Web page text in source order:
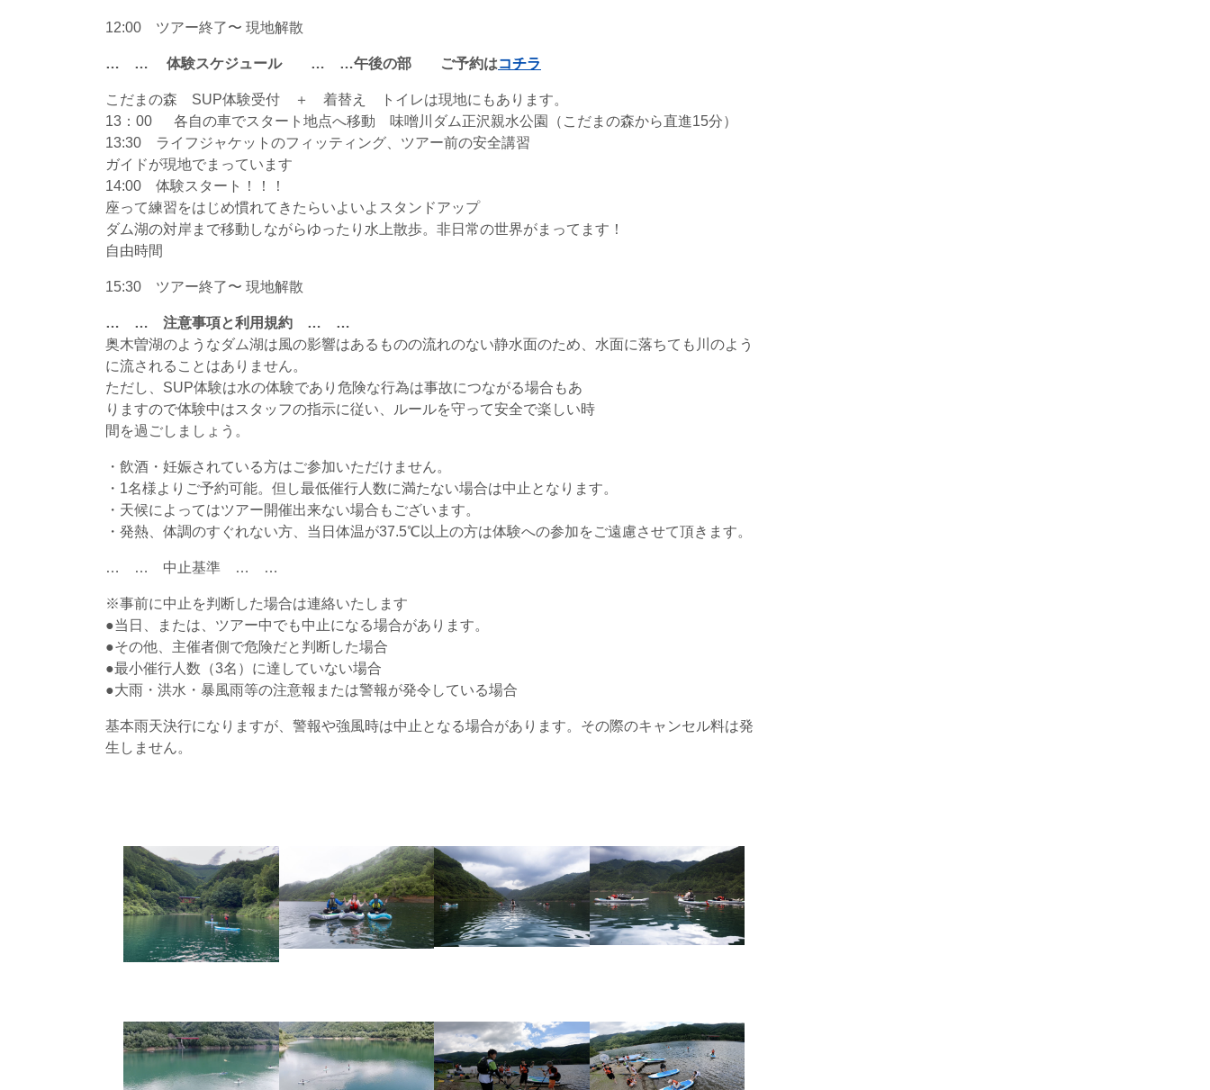
12:00 ツアー終了〜 現地解散
… … 体験スケジュール … …午後の部 ご予約はコチラ
こだまの森 SUP体験受付 ＋ 着替え トイレは現地にもあります。
13：00 各自の車でスタート地点へ移動 味噌川ダム正沢親水公園（こだまの森から直進15分）
13:30 ライフジャケットのフィッティング、ツアー前の安全講習
ガイドが現地でまっています
14:00 体験スタート！！！
座って練習をはじめ慣れてきたらいよいよスタンドアップ
ダム湖の対岸まで移動しながらゆったり水上散歩。非日常の世界がまってます！
自由時間
15:30 ツアー終了〜 現地解散
… … 注意事項と利用規約 … …
奥木曽湖のようなダム湖は風の影響はあるものの流れのない静水面のため、水面に落ちても川のよう
に流されることはありません。
ただし、SUP体験は水の体験であり危険な行為は事故につながる場合もあ
りますので体験中はスタッフの指示に従い、ルールを守って安全で楽しい時
間を過ごしましょう。
・飲酒・妊娠されている方はご参加いただけません。
・1名様よりご予約可能。但し最低催行人数に満たない場合は中止となります。
・天候によってはツアー開催出来ない場合もございます。
・発熱、体調のすぐれない方、当日体温が37.5℃以上の方は体験への参加をご遠慮させて頂きます。
… … 中止基準 … …
※事前に中止を判断した場合は連絡いたします
●当日、または、ツアー中でも中止になる場合があります。
●その他、主催者側で危険だと判断した場合
●最小催行人数（3名）に達していない場合
●大雨・洪水・暴風雨等の注意報または警報が発令している場合
基本雨天決行になりますが、警報や強風時は中止となる場合があります。その際のキャンセル料は発
生しません。